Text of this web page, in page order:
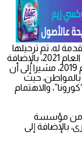
بمعالجة 280 شكوى مقدمة له، تم ترحيلها
من العام الماضي، بالإضافة إلى 266 شكوى خلال العام 2021، بالإضافة
إلى تدقيق الحساب الختامي لدولة فلسطين للعام 2019، مشيرا إلى أن
بالمواطن، حيث
والاهتمام
من مؤسسة
بالإضافة إلى